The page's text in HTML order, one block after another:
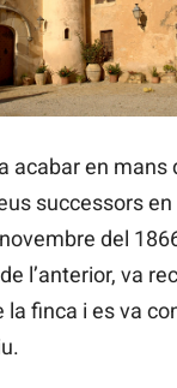
acabar en mans
successors
del
l’anterior, va
finca i es va